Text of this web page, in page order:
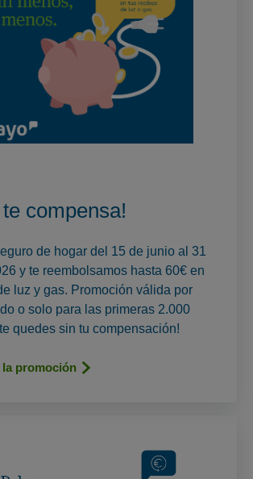
te compensa!
de hogar del 15 de junio al 31
y te reembolsamos hasta 60€ en
luz y gas. Promoción válida por
o solo para las primeras 2.000
quedes sin tu compensación!
la promoción